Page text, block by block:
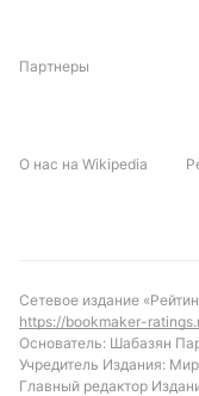
Партнеры
О нас на Wikipedia
Сетевое издание
https://bookmaker-
Основатель: Шабазян
Учредитель Издания:
Главный редактор